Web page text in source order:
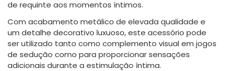
de requinte aos momentos íntimos.
Com acabamento metálico de elevada qualidade e
um detalhe decorativo luxuoso, este acessório pode
ser utilizado tanto como complemento visual em jogos
de sedução como para proporcionar sensações
adicionais durante a estimulação íntima.